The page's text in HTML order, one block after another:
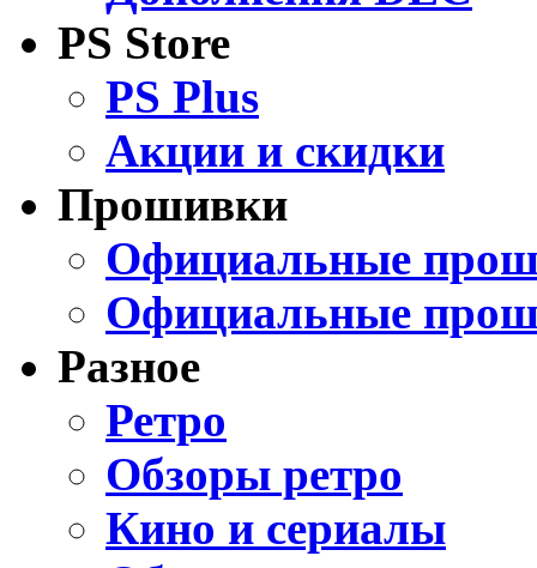
PS Store
PS Plus
Акции и скидки
Прошивки
Официальные
Официальные
Разное
Ретро
Обзоры ретро
Кино и сериалы